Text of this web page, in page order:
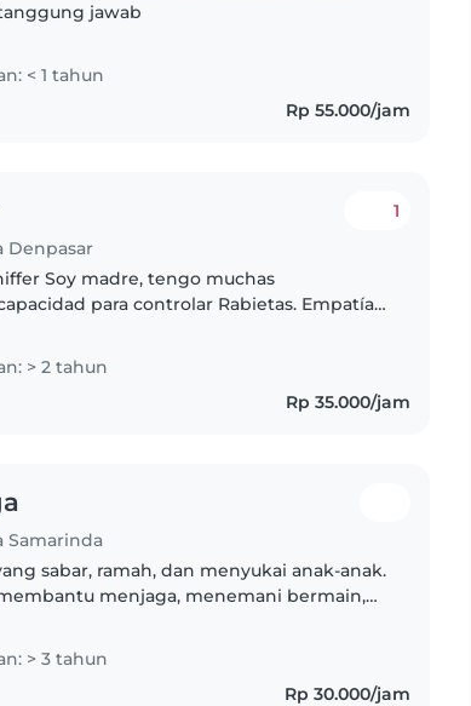
jawab
< 1 tahun
Rp 55.000/jam
Denpasar
1
Soy madre, tengo muchas
para controlar Rabietas. Empatía
experiencia..
> 2 tahun
Rp 35.000/jam
Samarinda
sabar, ramah, dan menyukai anak-anak.
menjaga, menemani bermain,
jawab,..
> 3 tahun
Rp 30.000/jam